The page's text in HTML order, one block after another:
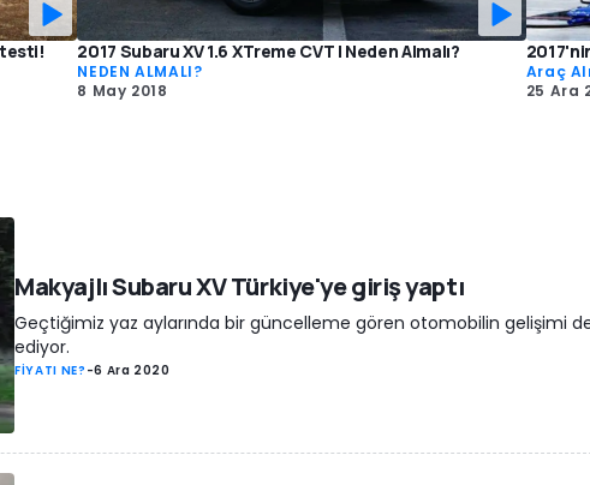
testi! 2017 Subaru XV 1.6 XTreme CVT | Neden Almalı?
NEDEN ALMALI?
8 May 2018
Araç
25 Ara
Makyajlı Subaru XV Türkiye'ye giriş yaptı
Geçtiğimiz yaz aylarında bir güncelleme gören otomobilin gelişimi
ediyor.
FİYATI NE? -6 Ara 2020